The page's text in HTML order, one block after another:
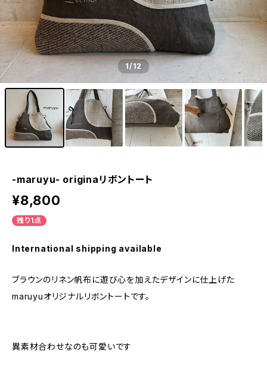
1/12
-maruyu- originaリボントート
¥8,800
残り1点
International shipping available
ブラウンのリネン帆布に遊び心を加えたデザインに仕上げた
maruyuオリジナルリボントートです。
異素材合わせなのも可愛いです